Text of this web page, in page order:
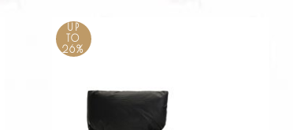
UP
TO
26%